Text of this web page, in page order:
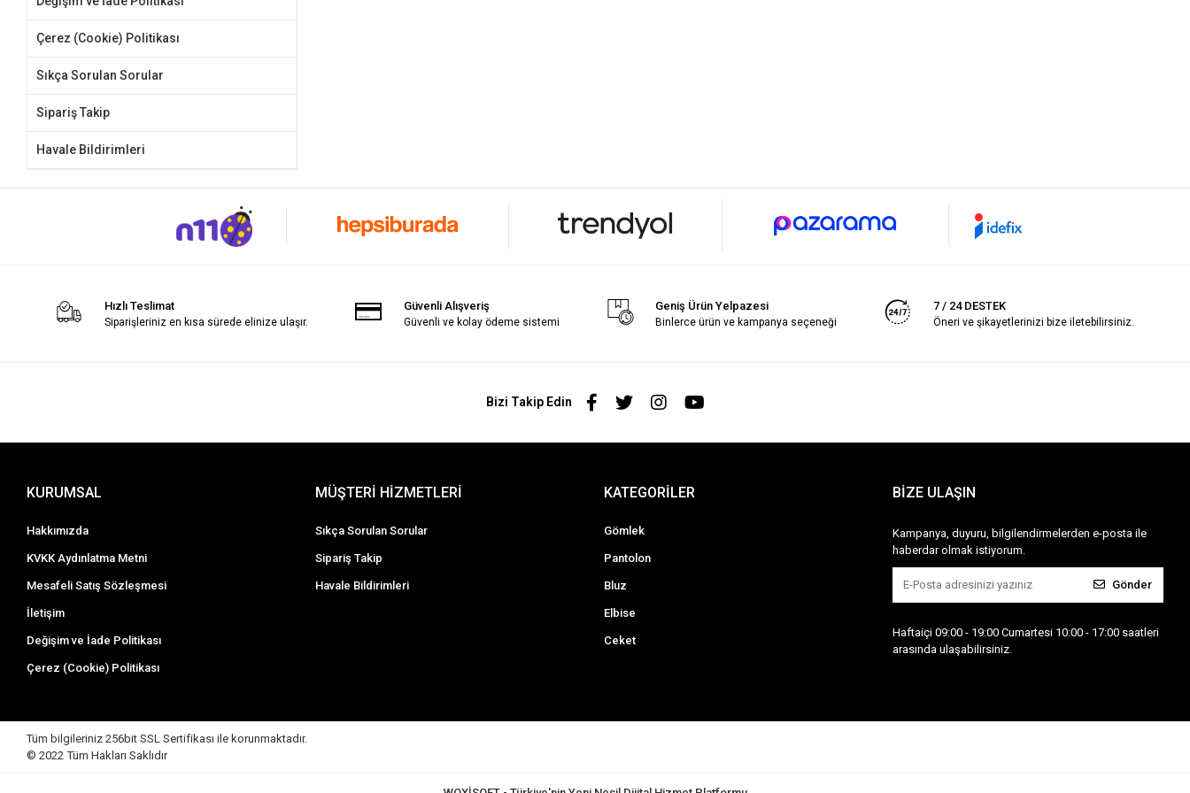
Çerez (Cookie) Politikası
Sıkça Sorulan Sorular
Sipariş Takip
Havale Bildirimleri
Hızlı Teslimat
Siparişleriniz en kısa sürede elinize ulaşır.
Güvenli Alışveriş
Güvenli ve kolay ödeme sistemi
Geniş Ürün Yelpazesi
Binlerce ürün ve kampanya seçeneği
7 / 24 DESTEK
Öneri ve şikayetlerinizi bize iletebilirsiniz.
Bizi Takip Edin
KURUMSAL
Hakkımızda
KVKK Aydınlatma Metni
Mesafeli Satış Sözleşmesi
İletişim
Değişim ve İade Politikası
Çerez (Cookie) Politikası
MÜŞTERİ HİZMETLERİ
Sıkça Sorulan Sorular
Sipariş Takip
Havale Bildirimleri
KATEGORİLER
Gömlek
Pantolon
Bluz
Elbise
Ceket
BİZE ULAŞIN
Kampanya, duyuru, bilgilendirmelerden e-posta ile
haberdar olmak istiyorum.
Gönder
Haftaiçi 09:00 - 19:00 Cumartesi 10:00 - 17:00 saatleri
arasında ulaşabilirsiniz.
Tüm bilgileriniz 256bit SSL Sertifikası ile korunmaktadır.
© 2022Tüm Hakları Saklıdır